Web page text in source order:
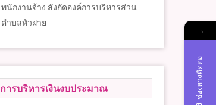
พนักงานจ้าง สังกัดองค์การบริหารส่วน
ตำบลหัวฝาย
การบริหารเงินงบประมาณ
→
ช่องทางติดต่อ